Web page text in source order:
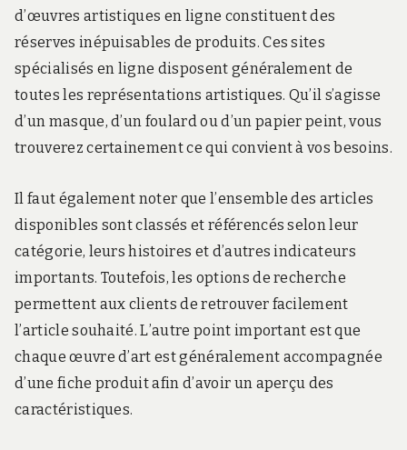
d’œuvres artistiques en ligne constituent des
réserves inépuisables de produits. Ces sites
spécialisés en ligne disposent généralement de
toutes les représentations artistiques. Qu’il s’agisse
d’un masque, d’un foulard ou d’un papier peint, vous
trouverez certainement ce qui convient à vos besoins.
Il faut également noter que l’ensemble des articles
disponibles sont classés et référencés selon leur
catégorie, leurs histoires et d’autres indicateurs
importants. Toutefois, les options de recherche
permettent aux clients de retrouver facilement
l’article souhaité. L’autre point important est que
chaque œuvre d’art est généralement accompagnée
d’une fiche produit afin d’avoir un aperçu des
caractéristiques.